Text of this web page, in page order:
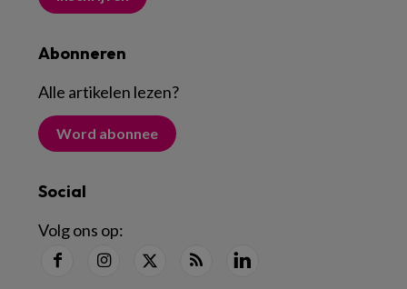
Abonneren
Alle artikelen lezen?
Word abonnee
Social
Volg ons op: